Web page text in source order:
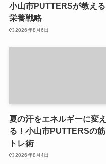
小山市PUTTERSが教える
栄養戦略
2026年8月6日
夏の汗をエネルギーに変え
る！小山市PUTTERSの筋
トレ術
2026年8月4日